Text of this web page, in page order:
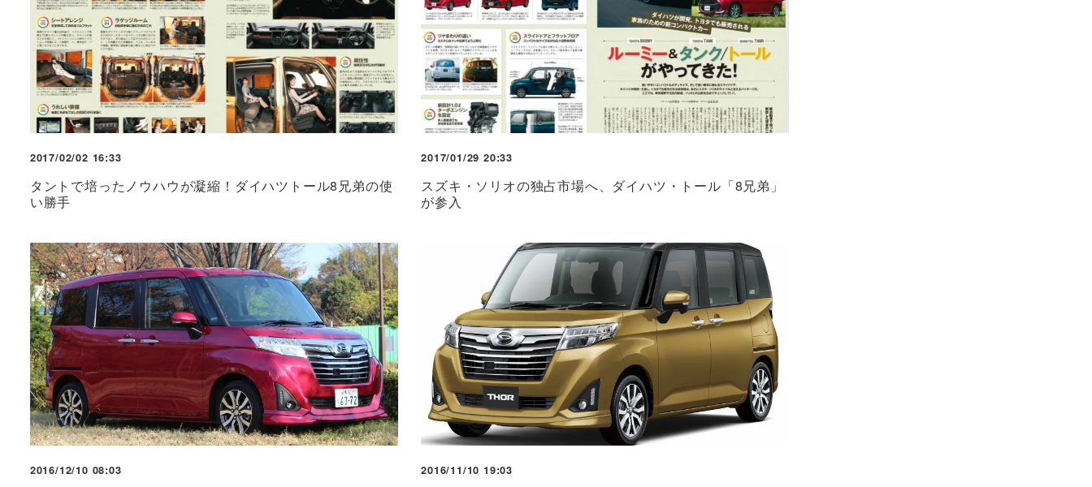
2017/02/02 16:33
タントで培ったノウハウが凝縮！ダイハツトール8兄弟の使
い勝手
2017/01/29 20:33
スズキ・ソリオの独占市場へ、ダイハツ・トール「8兄弟」
が参入
2016/12/10 08:03 2016/11/10 19:03